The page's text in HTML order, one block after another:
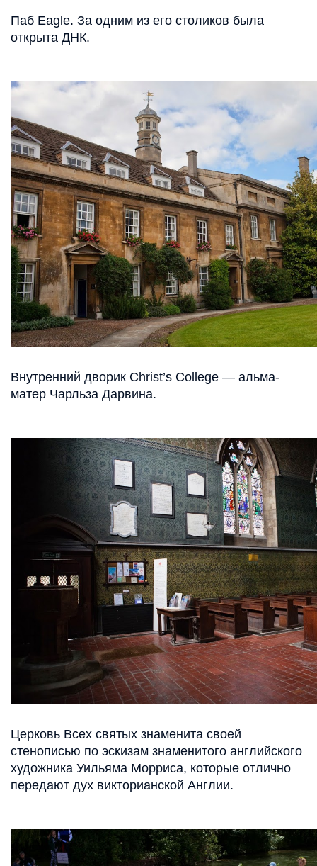
Паб Eagle. За одним из его столиков была
открыта ДНК.
Внутренний дворик Christ’s College — альма-
матер Чарльза Дарвина.
Церковь Всех святых знаменита своей
стенописью по эскизам знаменитого английского
художника Уильяма Морриса, которые отлично
передают дух викторианской Англии.